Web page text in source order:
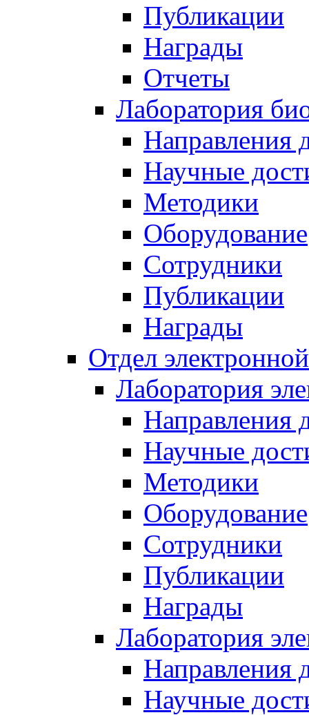
Публикации
Награды
Отчеты
Лаборатория
Направления
Научные
Методики
Оборудование
Сотрудники
Публикации
Награды
Отдел
Лаборатория
Направления
Научные
Методики
Оборудование
Сотрудники
Публикации
Награды
Лаборатория
Направления
Научные